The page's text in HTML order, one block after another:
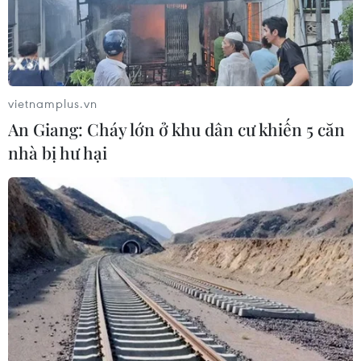
hợp quốc
04/08/2026 23:08
Mỹ trục xuất gần 1,5 triệu người nhập
cư trái phép trong 12 tháng
04/08/2026 22:43
Động đất tại Venezuela: Số người
thiệt mạng đã tăng lên hơn 6.000
người
04/08/2026 10:17
Thượng viện Mỹ đạt bước tiến quan
trọng để tránh nguy cơ chính phủ
vietnamplus.vn
An Giang: Cháy lớn ở khu dân cư khiến 5 căn
nhà bị hư hại